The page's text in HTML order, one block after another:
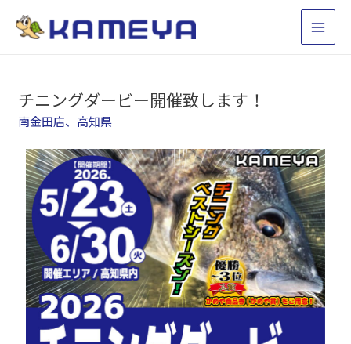
チニングダービー開催致します！
南金田店、 高知県